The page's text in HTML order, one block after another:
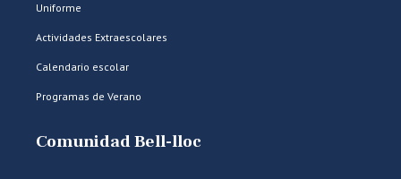
Uniforme
Actividades Extraescolares
Calendario escolar
Programas de Verano
Comunidad Bell-lloc